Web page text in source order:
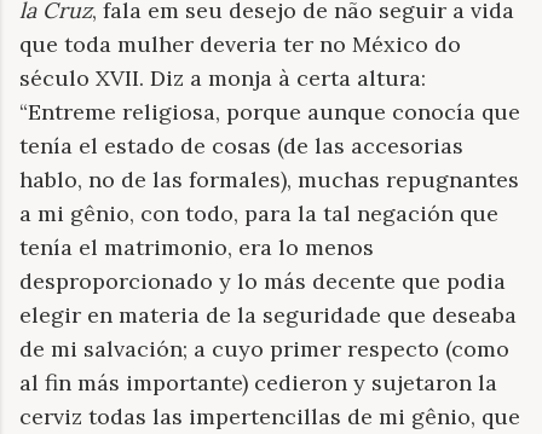
la Cruz, fala em seu desejo de não seguir a vida
que toda mulher deveria ter no México do
século XVII. Diz a monja à certa altura:
“Entreme religiosa, porque aunque conocía que
tenía el estado de cosas (de las accesorias
hablo, no de las formales), muchas repugnantes
a mi gênio, con todo, para la tal negación que
tenía el matrimonio, era lo menos
desproporcionado y lo más decente que podia
elegir en materia de la seguridade que deseaba
de mi salvación; a cuyo primer respecto (como
al fin más importante) cedieron y sujetaron la
cerviz todas las impertencillas de mi gênio, que